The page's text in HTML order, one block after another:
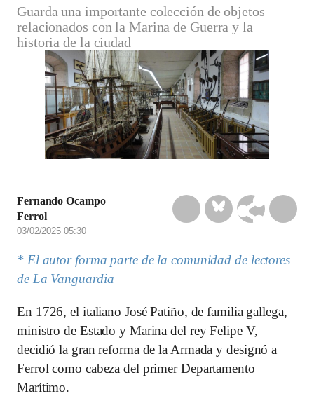
Guarda una importante colección de objetos
relacionados con la Marina de Guerra y la
historia de la ciudad
Fernando Ocampo
Ferrol
03/02/2025 05:30
* El autor forma parte de la comunidad de lectores
de La Vanguardia
En 1726, el italiano José Patiño, de familia gallega,
ministro de Estado y Marina del rey Felipe V,
decidió la gran reforma de la Armada y designó a
Ferrol como cabeza del primer Departamento
Marítimo.